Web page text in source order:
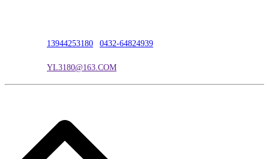
13944253180 0432-64824939
YL3180@163.COM